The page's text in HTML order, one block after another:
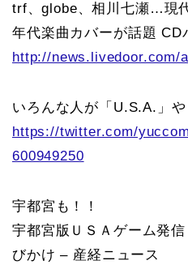
trf、globe、相川七瀬…現
年代楽曲カバーが話題 CD
http://news.livedoor.com/
いろんな人が「U.S.A.」
https://twitter.com/
600949250
宇都宮も！！
宇都宮版ＵＳＡゲーム発
びかけ – 産経ニュース